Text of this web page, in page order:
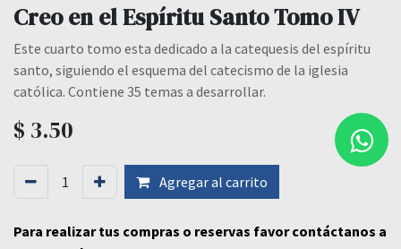
Creo en el Espíritu Santo Tomo IV
Este cuarto tomo esta dedicado a la catequesis del espíritu
santo, siguiendo el esquema del catecismo de la iglesia
católica. Contiene 35 temas a desarrollar.
$ 3.50
Agregar al carrito
Para realizar tus compras o reservas favor contáctanos a